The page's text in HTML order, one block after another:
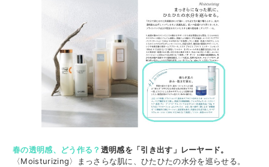
春の透明感、どう作る？ 透明感を「引き出す」レーヤード。
〈Moisturizing〉まっさらな肌に、ひたひたの水分を巡らせる。